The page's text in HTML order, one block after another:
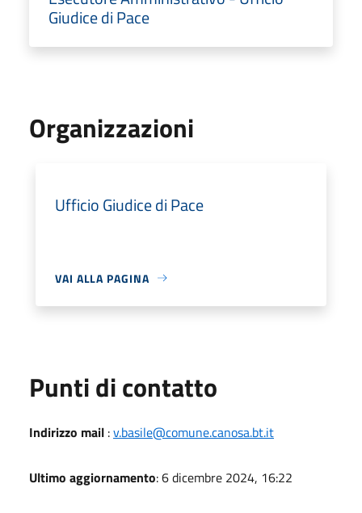
Giudice di Pace
Organizzazioni
Ufficio Giudice di Pace
VAI ALLA PAGINA
Punti di contatto
Indirizzo mail :v.basile@comune.canosa.bt.it
Ultimo aggiornamento: 6 dicembre 2024, 16:22